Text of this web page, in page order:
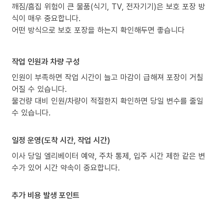
깨짐/흠집 위험이 큰 물품(식기, TV, 전자기기)은 보호 포장 방
식이 매우 중요합니다.
어떤 방식으로 보호 포장을 하는지 확인해두면 좋습니다
작업 인원과 차량 구성
인원이 부족하면 작업 시간이 늘고 마감이 급해져 포장이 거칠
어질 수 있습니다.
물건량 대비 인원/차량이 적절한지 확인하면 당일 변수를 줄일
수 있습니다.
일정 운영(도착 시간, 작업 시간)
이사 당일 엘리베이터 예약, 주차 통제, 입주 시간 제한 같은 변
수가 있어 시간 약속이 중요합니다.
추가 비용 발생 포인트